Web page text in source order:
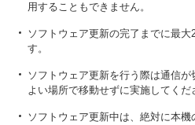
用することもできません。
ソフトウェア更新の完了までに最
す。
ソフトウェア更新を行う際は通信
よい場所で移動せずに実施してくだ
ソフトウェア更新中は、絶対に本機